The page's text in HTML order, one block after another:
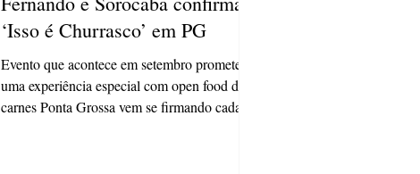
‘Isso é Churrasco’ em PG
Evento que acontece em setembro promete
uma experiência especial com open food de
carnes Ponta Grossa vem se firmando cada